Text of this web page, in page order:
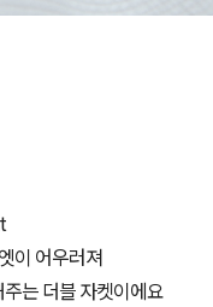
이 어우러져
는 더블 자켓이에요